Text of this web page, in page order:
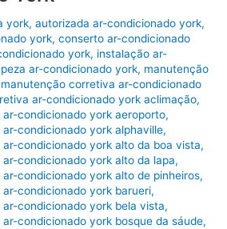
york,autorizada ar-condicionado york,
york,conserto ar-condicionado
york, instalação ar-
ar-condicionado york, manutenção
manutenção corretiva ar-condicionado
ar-condicionado york aclimação,
condicionado york aeroporto,
condicionado york alphaville,
condicionado york alto da boa vista,
condicionado york alto da lapa,
condicionado york alto de pinheiros,
condicionado york barueri,
condicionado york bela vista,
condicionado york bosque da sáude,